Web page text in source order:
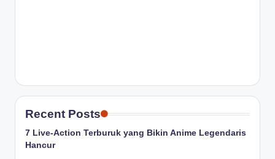
Recent Posts
7 Live-Action Terburuk yang Bikin Anime Legendaris
Hancur